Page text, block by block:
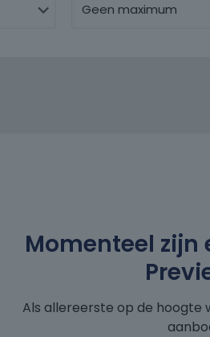
Momenteel zijn
Als allereerste op de hoogte